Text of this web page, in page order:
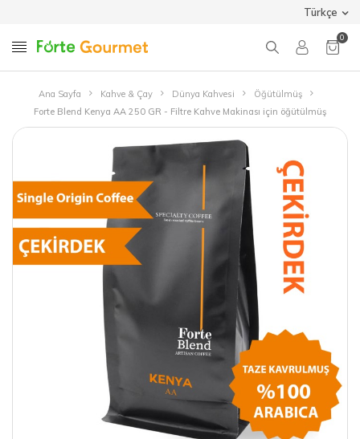
Türkçe
0
Ana Sayfa Kahve & Çay Dünya Kahvesi
Öğütülmüş
Forte Blend Kenya AA 250 GR - Filtre Kahve Makinası için öğütülmüş